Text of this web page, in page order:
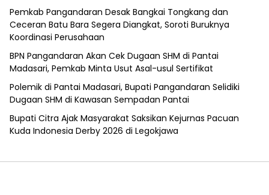
Pemkab Pangandaran Desak Bangkai Tongkang dan
Ceceran Batu Bara Segera Diangkat, Soroti Buruknya
Koordinasi Perusahaan
BPN Pangandaran Akan Cek Dugaan SHM di Pantai
Madasari, Pemkab Minta Usut Asal-usul Sertifikat
Polemik di Pantai Madasari, Bupati Pangandaran Selidiki
Dugaan SHM di Kawasan Sempadan Pantai
Bupati Citra Ajak Masyarakat Saksikan Kejurnas Pacuan
Kuda Indonesia Derby 2026 di Legokjawa